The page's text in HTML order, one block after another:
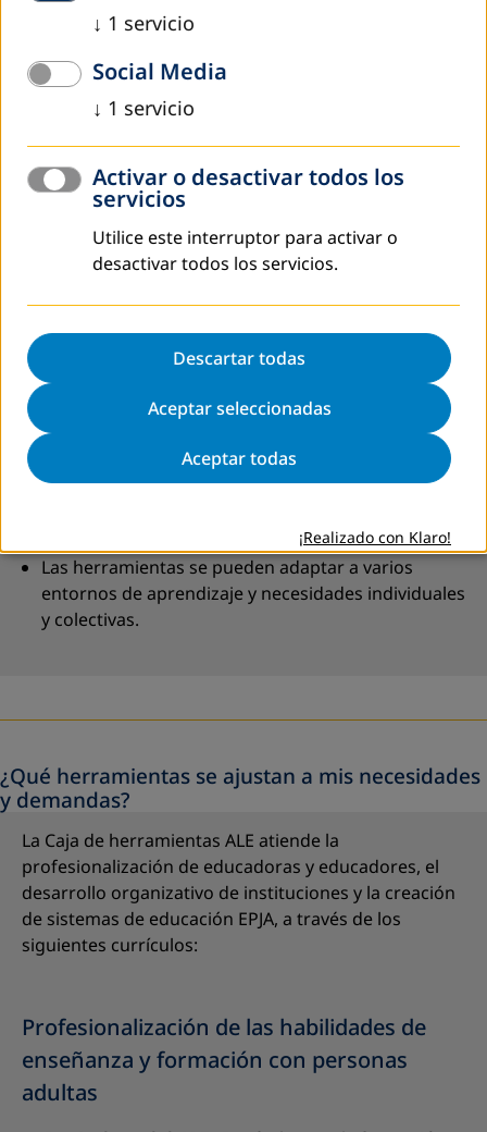
Curriculum ManagerALE
Plan de estudios modular basado en competencias
para los gerentes y administrativos de instituciones de
aprendizaje y educación de personas jóvenes y
¿Dónde y cómo se puede aplicar la Caja de
herramientas ALE?
diferentes contextos regionales y locales.
Las herramientas se pueden adaptar a varios
entornos de aprendizaje y necesidades individuales
y colectivas.
¿Qué herramientas se ajustan a mis necesidades
y demandas?
La Caja de herramientas ALE atiende la
profesionalización de educadoras y educadores, el
desarrollo organizativo de instituciones y la creación
de sistemas de educación EPJA, a través de los
siguientes currículos:
Profesionalización de las habilidades de
enseñanza y formación con personas
adultas
↓ 1 servicio
Social Media
↓ 1 servicio
Activar o desactivar todos los
servicios
Utilice este interruptor para activar o
desactivar todos los servicios.
Descartar todas
Aceptar seleccionadas
Aceptar todas
¡Realizado con Klaro!